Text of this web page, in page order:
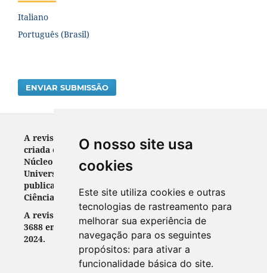
O nosso site usa
cookies
Este site utiliza cookies e outras
tecnologias de rastreamento para
melhorar sua experiência de
navegação para os seguintes
propósitos: para ativar a
funcionalidade básica do site.
Italiano
Português (Brasil)
ENVIAR SUBMISSÃO
A revista RELEGENS THRÉSKEIA ISSN: 2317-3688 foi
criada em 2012. Veículo de divulgação científica do
Núcleo de Pesquisa em Religião (NUPPER) da
Universidade Federal do Paraná, destinava-se a
publicar trabalhos científicos originais nas áreas de
Ciências Sociais, Humanas e da Religião.
A revista RELEGENS THRÉSKEIA ISSN: 2317-
3688 encerrou suas atividades em 26 de março de
2024.